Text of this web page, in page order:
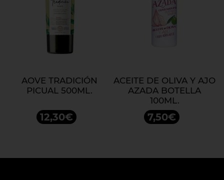
AOVE TRADICIÓN
PICUAL 500ML.
12,30€
ACEITE DE OLIVA Y AJO
AZADA BOTELLA
100ML.
7,50€